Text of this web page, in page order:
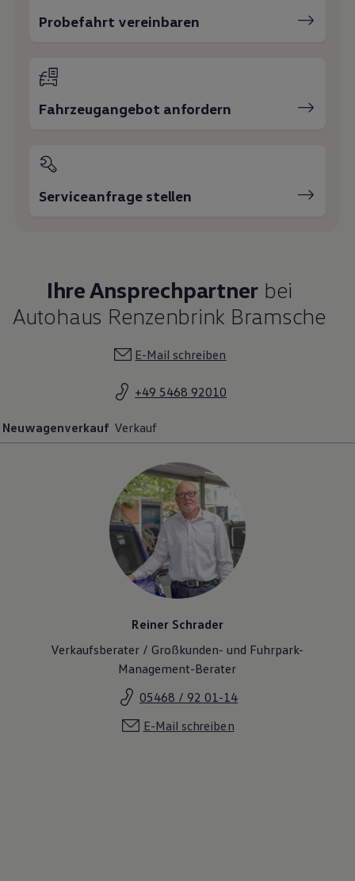
Probefahrt vereinbaren
Fahrzeugangebot anfordern
Serviceanfrage stellen
Ihre Ansprechpartner bei
Autohaus Renzenbrink Bramsche
E-Mail schreiben
+49 5468 92010
Neuwagenverkauf Verkauf
Reiner Schrader
Verkaufsberater / Großkunden- und Fuhrpark-
Management-Berater
05468 / 92 01-14
E-Mail schreiben